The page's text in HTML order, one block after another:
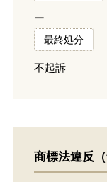
ー
最終処分
不起訴
商標法違反